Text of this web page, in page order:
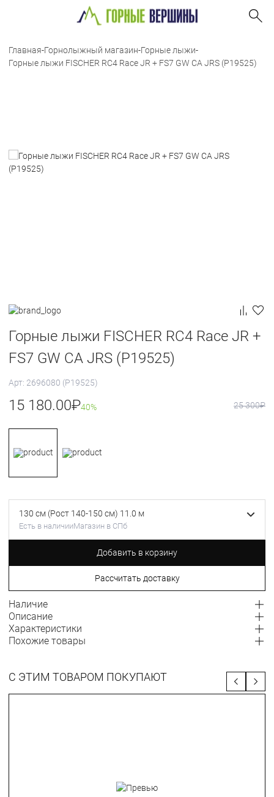
Главная-Горнолыжный магазин-Горные лыжи-
Горные лыжи FISCHER RC4 Race JR + FS7 GW CA JRS (P19525)
Горные лыжи FISCHER RC4 Race JR +
FS7 GW CA JRS (P19525)
Арт: 2696080 (P19525)
15 180.00₽40% 25 300₽
130 см (Рост 140-150 см) 11.0 м
Есть в наличииМагазин в СПб
Добавить в корзину
Рассчитать доставку
Наличие
Описание
Характеристики
Похожие товары
С ЭТИМ ТОВАРОМ ПОКУПАЮТ